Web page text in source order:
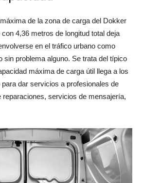
de la zona de carga del Dokker
4,36 metros de longitud total deja
en el tráfico urbano como
sin problema alguno. Se trata del típico
máxima de carga útil llega a los
dar servicios a profesionales de
servicios de mensajería,